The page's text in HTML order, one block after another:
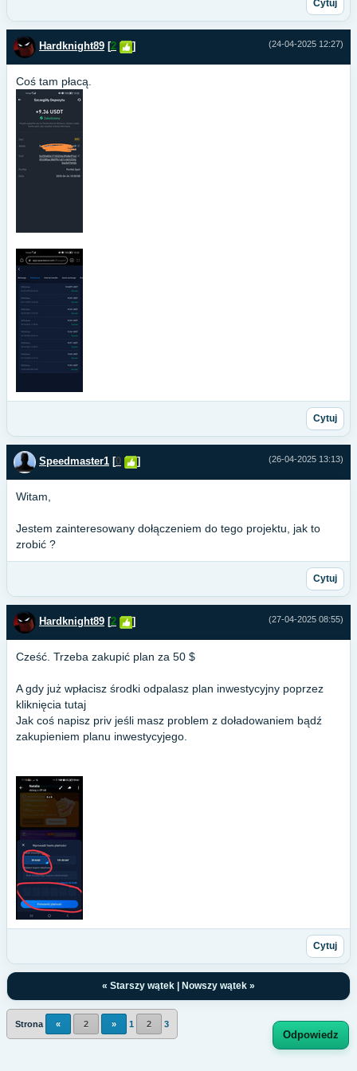
Cytuj
(24-04-2025 12:27)
Hardknight89 [2 ]
Coś tam płacą.
Cytuj
(26-04-2025 13:13)
Speedmaster1 [0 ]
Witam,
Jestem zainteresowany dołączeniem do tego projektu, jak to
zrobić ?
Cytuj
(27-04-2025 08:55)
Hardknight89 [2 ]
Cześć. Trzeba zakupić plan za 50 $
A gdy już wpłacisz środki odpalasz plan inwestycyjny poprzez
kliknięcia tutaj
Jak coś napisz priv jeśli masz problem z doładowaniem bądź
zakupieniem planu inwestycyjego.
Cytuj
« Starszy wątek | Nowszy wątek »
Strona « 2 » 1 2 3
Odpowiedz